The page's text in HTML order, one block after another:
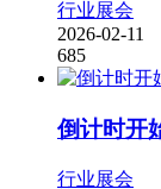
行业展会
2026-02-11
685
倒计时开
行业展会